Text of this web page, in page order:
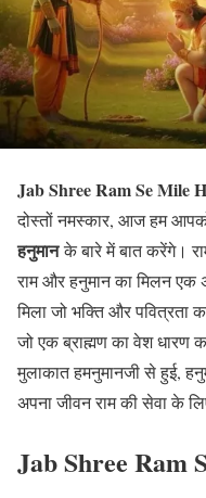
Jab Shree Ram Se Mile
दोस्तों नमस्कार, आज हम
हनुमानके बारे में बात करेंगे।
राम और हनुमान का मिलन
मिला जो भक्ति और पवित्रता
जो एक ब्राह्मण का वेश धारण
मुलाकात हमनुमानजी से हुई,
अपना जीवन राम की सेवा के
Jab Shree Ram